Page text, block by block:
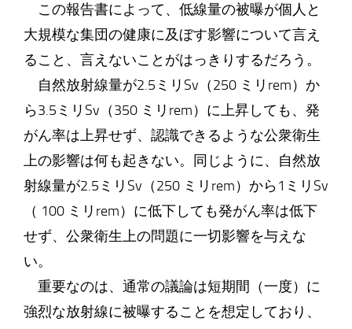
この報告書によって、低線量の被曝が個人と
大規模な集団の健康に及ぼす影響について言え
ること、言えないことがはっきりするだろう。
自然放射線量が2.5ミリSv（250 ミリrem）か
ら3.5ミリSv（350 ミリrem）に上昇しても、発
がん率は上昇せず、認識できるような公衆衛生
上の影響は何も起きない。同じように、自然放
射線量が2.5ミリSv（250 ミリrem）から1ミリSv
（ 100 ミリrem）に低下しても発がん率は低下
せず、公衆衛生上の問題に一切影響を与えな
い。
重要なのは、通常の議論は短期間（一度）に
強烈な放射線に被曝することを想定しており、